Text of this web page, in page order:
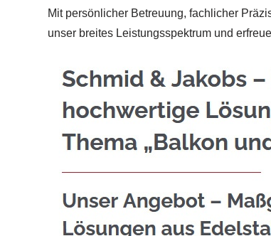
Mit persönlicher Betreuung, fachlicher
unser breites Leistungsspektrum und